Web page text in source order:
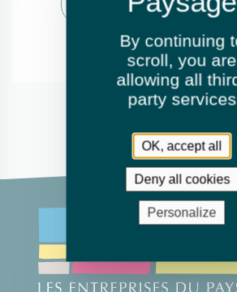
By continuing
scroll, you are
allowing all
party services
OK, accept all
Deny all cookies
Personalize